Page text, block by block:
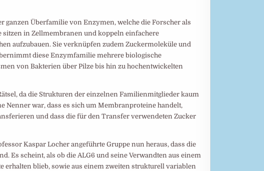
ganzen Überfamilie von Enzymen, welche die Forscher als
sitzen in Zellmembranen und koppeln einfachere
aufzubauen. Sie verknüpfen zudem Zuckermoleküle und
diese Enzymfamilie mehrere biologische
von Bakterien über Pilze bis hin zu hochentwickelten
da die Strukturen der einzelnen Familienmitglieder kaum
Nenner war, dass es sich um Membranproteine handelt,
und dass die für den Transfer verwendeten Zucker
Kaspar Locher angeführte Gruppe nun heraus, dass die
Es scheint, als ob die ALG6 und seine Verwandten aus einem
erhalten blieb, sowie aus einem zweiten strukturell variablen